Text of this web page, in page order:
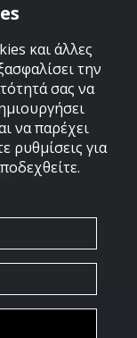
και άλλες
την
σας να
να παρέχει
ρυθμίσεις για